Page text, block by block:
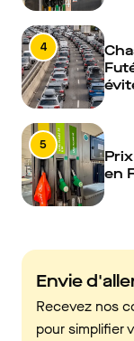
4
5
en
Envie
Recevez nos
pour simplifier